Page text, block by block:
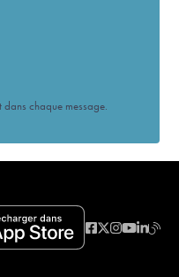
chaque message.